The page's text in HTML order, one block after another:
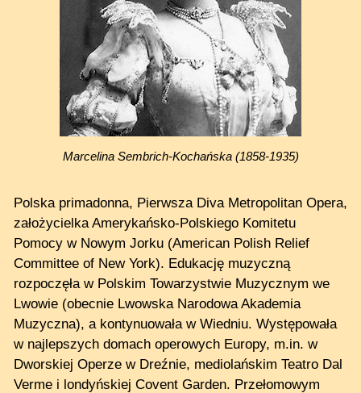
Marcelina Sembrich-Kochańska (1858-1935)
Polska primadonna, Pierwsza Diva Metropolitan Opera,
założycielka Amerykańsko-Polskiego Komitetu
Pomocy w Nowym Jorku (American Polish Relief
Committee of New York). Edukację muzyczną
rozpoczęła w Polskim Towarzystwie Muzycznym we
Lwowie (obecnie Lwowska Narodowa Akademia
Muzyczna), a kontynuowała w Wiedniu. Występowała
w najlepszych domach operowych Europy, m.in. w
Dworskiej Operze w Dreźnie, mediolańskim Teatro Dal
Verme i londyńskiej Covent Garden. Przełomowym